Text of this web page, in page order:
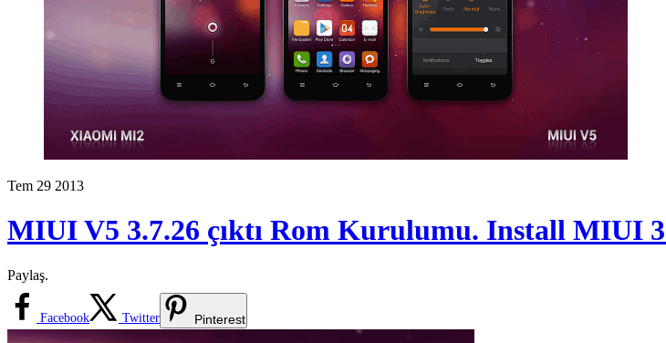
Tem 29 2013
MIUI V5 3.7.26 çıktı Rom Kurulumu. Install MIUI
Paylaş.
Facebook Twitter Pinterest